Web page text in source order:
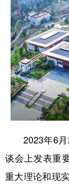
浙江
山东
广东
四川
陕西
新疆
多语种频道
English
2023年6月2
谈会上发表重
重大理论和现